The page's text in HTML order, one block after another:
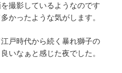
撮影しているようなのです
かったような気がします。
戸時代から続く暴れ獅子の
いなぁと感じた夜でした。